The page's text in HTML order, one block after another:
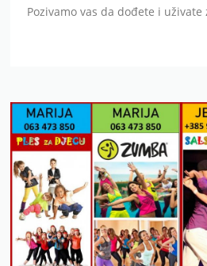
Pozivamo vas da dođete i uživate